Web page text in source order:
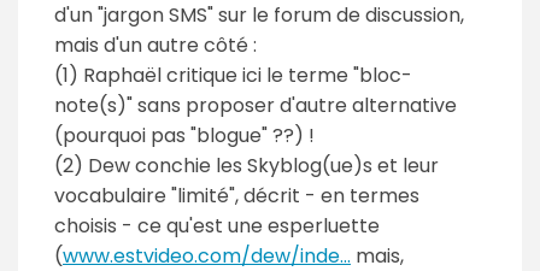
d'un "jargon SMS" sur le forum de discussion,
mais d'un autre côté :
(1) Raphaël critique ici le terme "bloc-
note(s)" sans proposer d'autre alternative
(pourquoi pas "blogue" ??) !
(2) Dew conchie les Skyblog(ue)s et leur
vocabulaire "limité", décrit - en termes
choisis - ce qu'est une esperluette
(www.estvideo.com/dew/inde... mais,